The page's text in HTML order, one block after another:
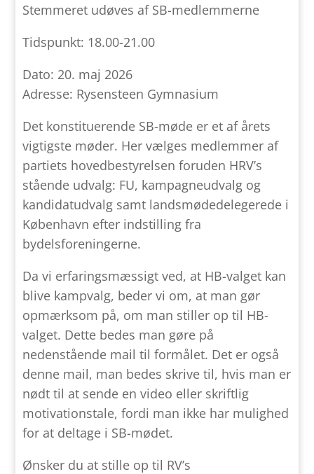
Stemmeret udøves af SB-medlemmerne
Tidspunkt: 18.00-21.00
Dato: 20. maj 2026
Adresse: Rysensteen Gymnasium
Det konstituerende SB-møde er et af årets
vigtigste møder. Her vælges medlemmer af
partiets hovedbestyrelsen foruden HRV’s
stående udvalg: FU, kampagneudvalg og
kandidatudvalg samt landsmødedelegerede i
København efter indstilling fra
bydelsforeningerne.
Da vi erfaringsmæssigt ved, at HB-valget kan
blive kampvalg, beder vi om, at man gør
opmærksom på, om man stiller op til HB-
valget. Dette bedes man gøre på
nedenstående mail til formålet. Det er også
denne mail, man bedes skrive til, hvis man er
nødt til at sende en video eller skriftlig
motivationstale, fordi man ikke har mulighed
for at deltage i SB-mødet.
Ønsker du at stille op til RV’s